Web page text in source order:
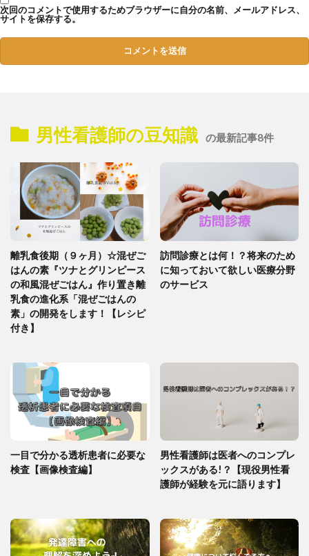
次回のコメントで使用するためブラウザーに自分の名前、メールアドレス、
サイトを保存する。
男性看護師の豆知識 の最新記事8件
離乳食後期（９ヶ月）☆混ぜご
はんの素『ツナとグリンピース
の和風混ぜごはん』作り置き離
乳食の進化系「混ぜごはんの
素」の開発をします！【レシピ
付き】
訪問診療とは何！？将来のため
に知っておいて欲しい医療分野
のサービス
一目で分かる透析患者に必要な
検査【画像検査編】
男性看護師は医者へのコンプレ
ックスがある!？【現役男性看
護師が経験を元に語ります】